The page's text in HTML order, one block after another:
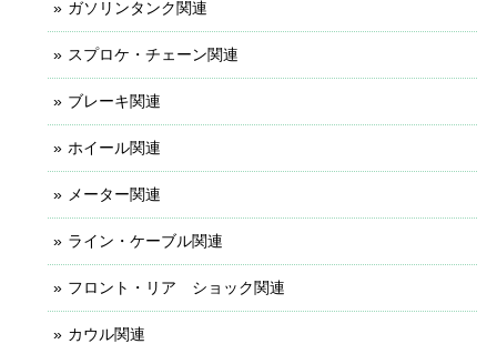
ガソリンタンク関連
スプロケ・チェーン関連
ブレーキ関連
ホイール関連
メーター関連
ライン・ケーブル関連
フロント・リア ショック関連
カウル関連